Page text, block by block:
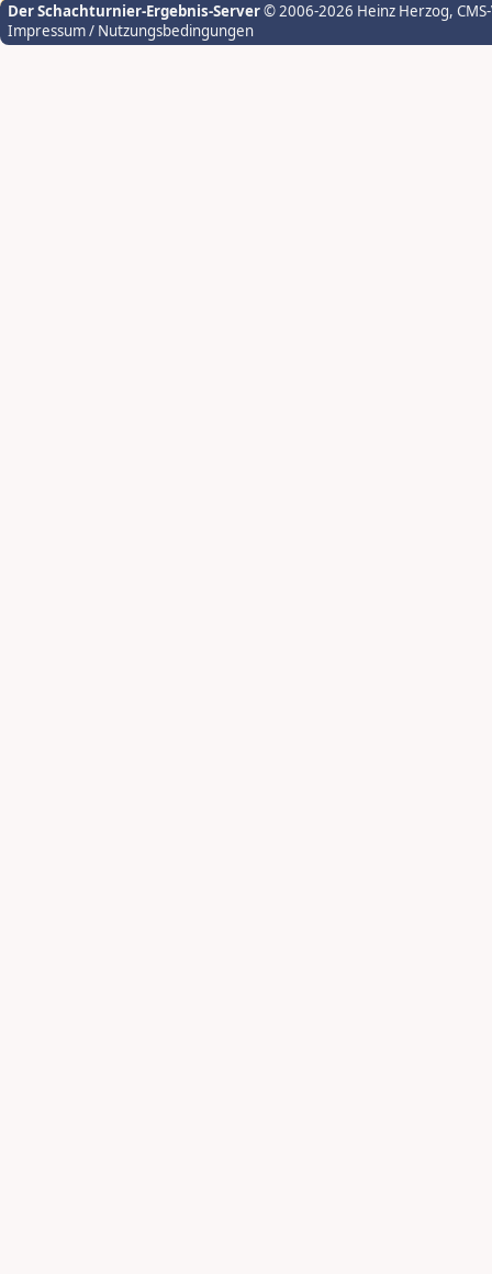
Der Schachturnier-Ergebnis-Server© 2006-2026 Heinz Herzog,
Impressum / Nutzungsbedingungen